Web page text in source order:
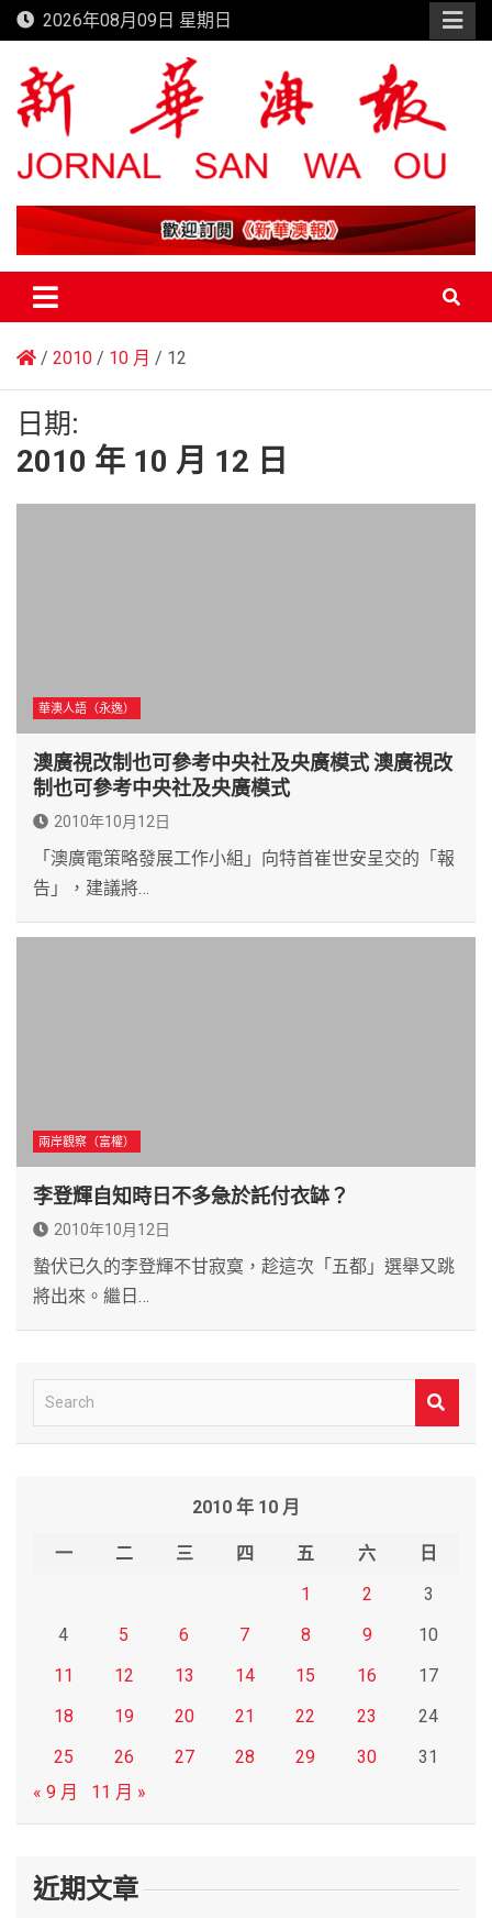
Skip
to
content
2026年08月09日 星期日
新華澳報
2010 10 月 12
日期:
2010 年 10 月 12 日
華澳人語（永逸）
澳廣視改制也可參考中央社及央廣模式 澳廣視改
制也可參考中央社及央廣模式
2010年10月12日
「澳廣電策略發展工作小組」向特首崔世安呈交的「報
告」，建議將…
兩岸觀察（富權）
李登輝自知時日不多急於託付衣缽？
2010年10月12日
蟄伏已久的李登輝不甘寂寞，趁這次「五都」選舉又跳
將出來。繼日…
e
2010 年 10 月
一 二 三 四 五 六
日
1
2
3
4
5 6 7 8 9
10
11
12 13 14 15 16
17
18
19 20 21 22 23
24
25
26 27 28 29 30
31
« 9 月
11 月 »
近期文章